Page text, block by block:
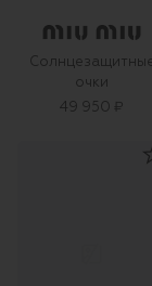
очки
49 950 ₽